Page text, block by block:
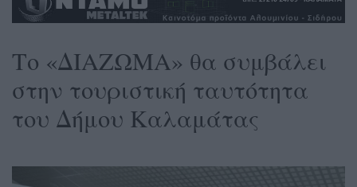
Το «ΔΙΑΖΩΜΑ» θα συμβάλει
στην τουριστική ταυτότητα
του Δήμου Καλαμάτας